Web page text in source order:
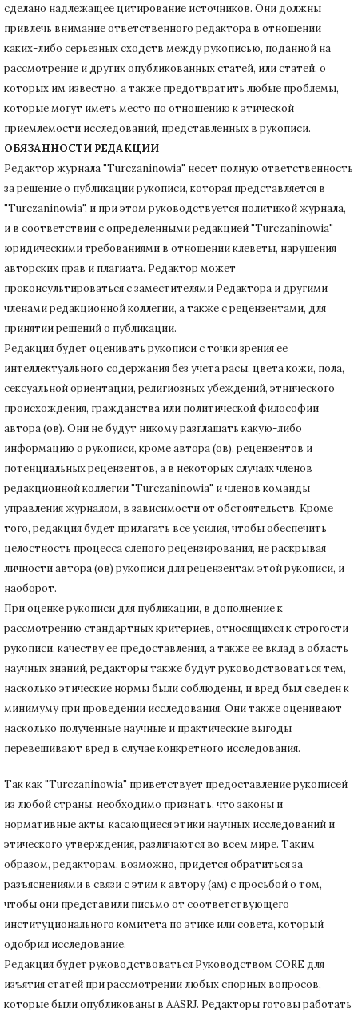
сделано надлежащее цитирование источников. Они должны
привлечь внимание ответственного редактора в отношении
каких-либо серьезных сходств между рукописью, поданной на
рассмотрение и других опубликованных статей, или статей, о
которых им известно, а также предотвратить любые проблемы,
которые могут иметь место по отношению к этической
приемлемости исследований, представленных в рукописи.
ОБЯЗАННОСТИ РЕДАКЦИИ
Редактор журнала "Turczaninowia" несет полную ответственность
за решение о публикации рукописи, которая представляется в
"Turczaninowia", и при этом руководствуется политикой журнала,
и в соответствии с определенными редакцией "Turczaninowia"
юридическими требованиями в отношении клеветы, нарушения
авторских прав и плагиата. Редактор может
проконсультироваться с заместителями Редактора и другими
членами редакционной коллегии, а также с рецензентами, для
принятии решений о публикации.
Редакция будет оценивать рукописи с точки зрения ее
интеллектуального содержания без учета расы, цвета кожи, пола,
сексуальной ориентации, религиозных убеждений, этнического
происхождения, гражданства или политической философии
автора (ов). Они не будут никому разглашать какую-либо
информацию о рукописи, кроме автора (ов), рецензентов и
потенциальных рецензентов, а в некоторых случаях членов
редакционной коллегии "Turczaninowia" и членов команды
управления журналом, в зависимости от обстоятельств. Кроме
того, редакция будет прилагать все усилия, чтобы обеспечить
целостность процесса слепого рецензирования, не раскрывая
личности автора (ов) рукописи для рецензентам этой рукописи, и
наоборот.
При оценке рукописи для публикации, в дополнение к
рассмотрению стандартных критериев, относящихся к строгости
рукописи, качеству ее предоставления, а также ее вклад в область
научных знаний, редакторы также будут руководствоваться тем,
насколько этические нормы были соблюдены, и вред был сведен к
минимуму при проведении исследования. Они также оценивают
насколько полученные научные и практические выгоды
перевешивают вред в случае конкретного исследования.
Так как "Turczaninowia" приветствует предоставление рукописей
из любой страны, необходимо признать, что законы и
нормативные акты, касающиеся этики научных исследований и
этического утверждения, различаются во всем мире. Таким
образом, редакторам, возможно, придется обратиться за
разъяснениями в связи с этим к автору (ам) с просьбой о том,
чтобы они представили письмо от соответствующего
институционального комитета по этике или совета, который
одобрил исследование.
Редакция будет руководствоваться Руководством CORE для
изъятия статей при рассмотрении любых спорных вопросов,
которые были опубликованы в AASRJ. Редакторы готовыработать